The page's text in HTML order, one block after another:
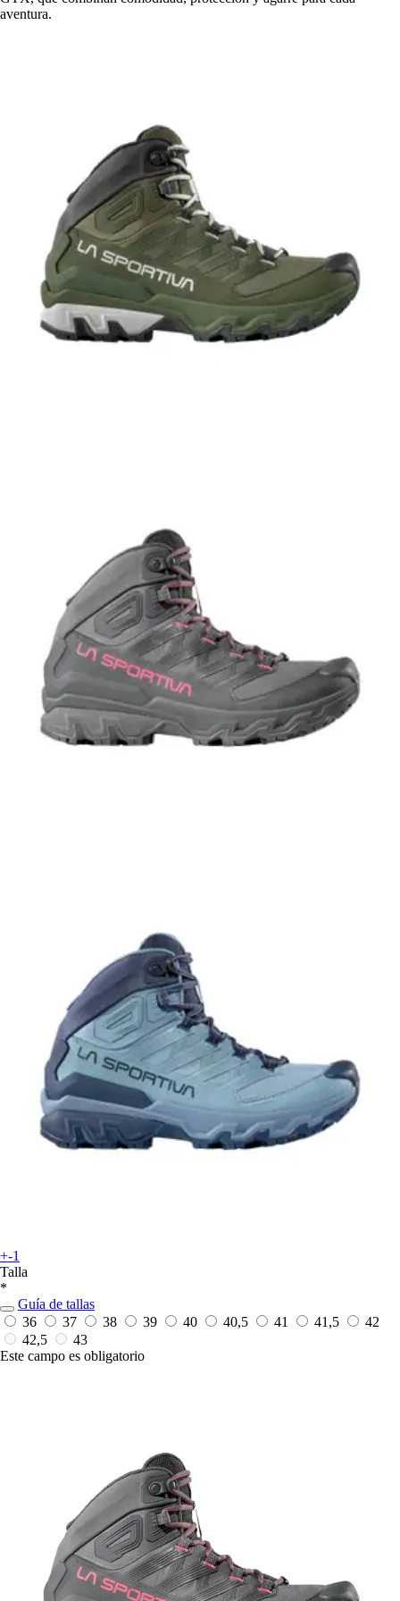
aventura.
+-1
Talla
*
Guía de tallas
36
37 38 39 40 40,5 41 41,5
42
42,5
43
Este campo es obligatorio